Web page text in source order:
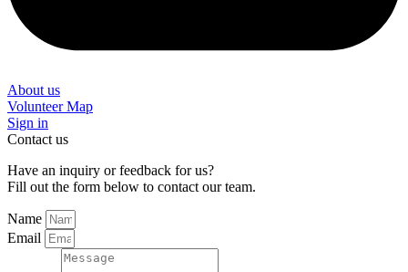
About us
Volunteer Map
Sign in
Contact us
Have an inquiry or feedback for us?
Fill out the form below to contact our team.
Name
Email